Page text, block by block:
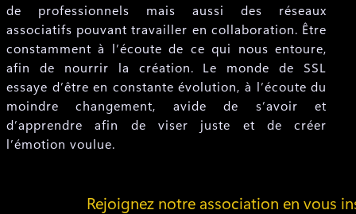
de professionnels mais aussi des réseaux
associatifs pouvant travailler en collaboration. Être
constamment à l’écoute de ce qui nous entoure,
afin de nourrir la création. Le monde de SSL
essaye d’être en constante évolution, à l’écoute du
moindre changement, avide de s’avoir et
d’apprendre afin de viser juste et de créer
l’émotion voulue.
Rejoignez notre association en vous